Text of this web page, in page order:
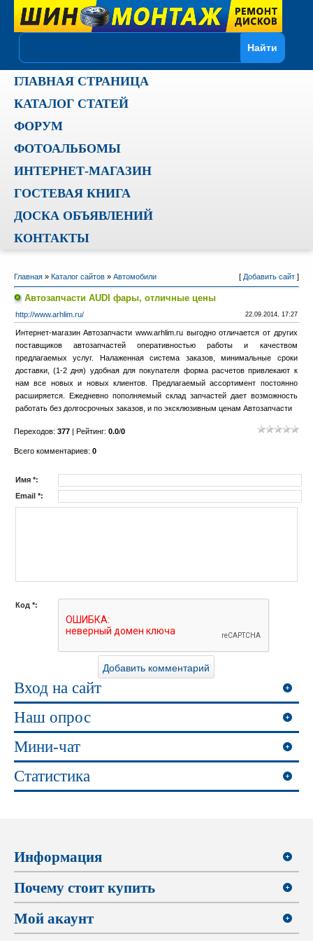
ГЛАВНАЯ СТРАНИЦА
КАТАЛОГ СТАТЕЙ
ФОРУМ
ФОТОАЛЬБОМЫ
ИНТЕРНЕТ-МАГАЗИН
ГОСТЕВАЯ КНИГА
ДОСКА ОБЪЯВЛЕНИЙ
КОНТАКТЫ
Главная» Каталог сайтов» Автомобили [ Добавить сайт]
Автозапчасти AUDI фары, отличные цены
http://www.arhlim.ru/ 22.09.2014, 17:27
Интернет-магазин Автозапчасти www.arhlim.ru выгодно отличается от других
поставщиков автозапчастей оперативностью работы и качеством
предлагаемых услуг. Налаженная система заказов, минимальные сроки
доставки, (1-2 дня) удобная для покупателя форма расчетов привлекают к
нам все новых и новых клиентов. Предлагаемый ассортимент постоянно
расширяется. Ежедневно пополняемый склад запчастей дает возможность
работать без долгосрочных заказов, и по эксклюзивным ценам Автозапчасти
Переходов: 377| Рейтинг: 0.0/0
Всего комментариев: 0
Имя *:
Email *:
Код *:
Вход на сайт
Наш опрос
Мини-чат
Статистика
Информация
Почему стоит купить
Мой акаунт